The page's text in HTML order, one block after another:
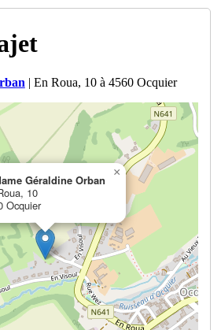
| En Roua, 10 à 4560 Ocquier
Géraldine Orban
10
Ocquier
×